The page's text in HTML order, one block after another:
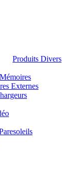
Produits Divers
Externes